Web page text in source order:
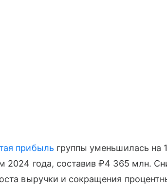
прибыль группы уменьшилась на
2024 года, составив ₽4 365 млн.
выручки и сокращения